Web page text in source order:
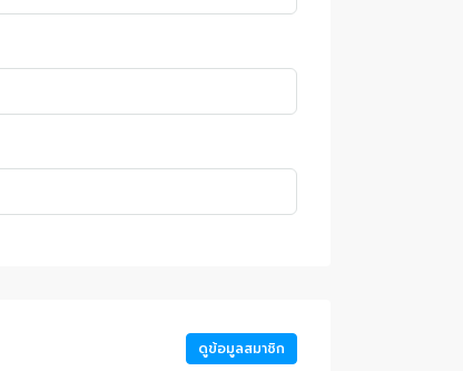
ดูข้อมูลสมาชิก